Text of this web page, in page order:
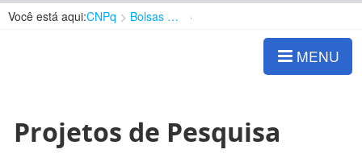
Você está aqui:CNPq Bolsas e Auxílios Vigentes
MENU
Projetos de Pesquisa